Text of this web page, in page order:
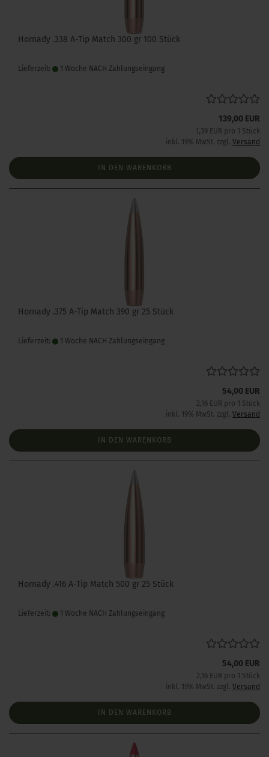
Hornady .338 A-Tip Match 300 gr 100 Stück
Lieferzeit: 1 Woche NACH Zahlungseingang
139,00 EUR
1,39 EUR pro 1 Stück
inkl. 19% MwSt. zzgl. Versand
IN DEN WARENKORB
Hornady .375 A-Tip Match 390 gr 25 Stück
Lieferzeit: 1 Woche NACH Zahlungseingang
54,00 EUR
2,16 EUR pro 1 Stück
inkl. 19% MwSt. zzgl. Versand
IN DEN WARENKORB
Hornady .416 A-Tip Match 500 gr 25 Stück
Lieferzeit: 1 Woche NACH Zahlungseingang
54,00 EUR
2,16 EUR pro 1 Stück
inkl. 19% MwSt. zzgl. Versand
IN DEN WARENKORB